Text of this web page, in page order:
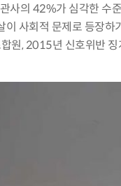
사의 42%가 심각한 수
이 사회적 문제로 등장하
원, 2015년 신호위반